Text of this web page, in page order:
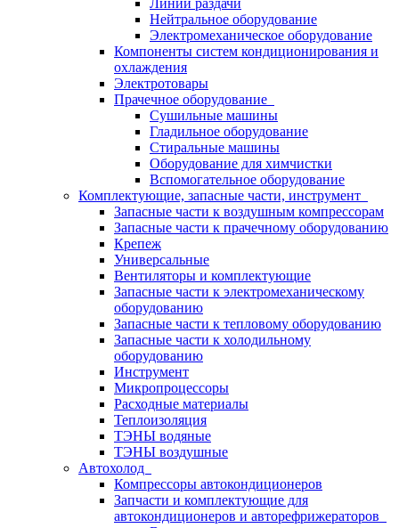
Линии раздачи
Нейтральное оборудование
Электромеханическое оборудование
Компоненты систем кондиционирования и
охлаждения
Электротовары
Прачечное оборудование
Сушильные машины
Гладильное оборудование
Стиральные машины
Оборудование для химчистки
Вспомогательное оборудование
Комплектующие, запасные части, инструмент
Запасные части к воздушным компрессорам
Запасные части к прачечному оборудованию
Крепеж
Универсальные
Вентиляторы и комплектующие
Запасные части к электромеханическому
оборудованию
Запасные части к тепловому оборудованию
Запасные части к холодильному
оборудованию
Инструмент
Микропроцессоры
Расходные материалы
Теплоизоляция
ТЭНЫ водяные
ТЭНЫ воздушные
Автохолод
Компрессоры автокондиционеров
Запчасти и комплектующие для
автокондиционеров и авторефрижераторов